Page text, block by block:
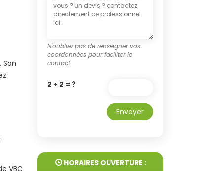
. Son
VBC
N'oubliez pas de renseigner vos
coordonnées pour faciliter le
contact
2 + 2 = ?
Envoyer
HORAIRES OUVERTURE :